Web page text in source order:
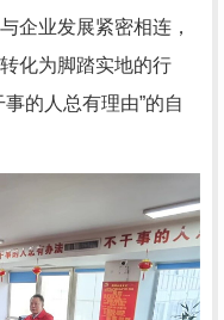
企业发展紧密相连，
化为脚踏实地的行
的人总有理由”的自